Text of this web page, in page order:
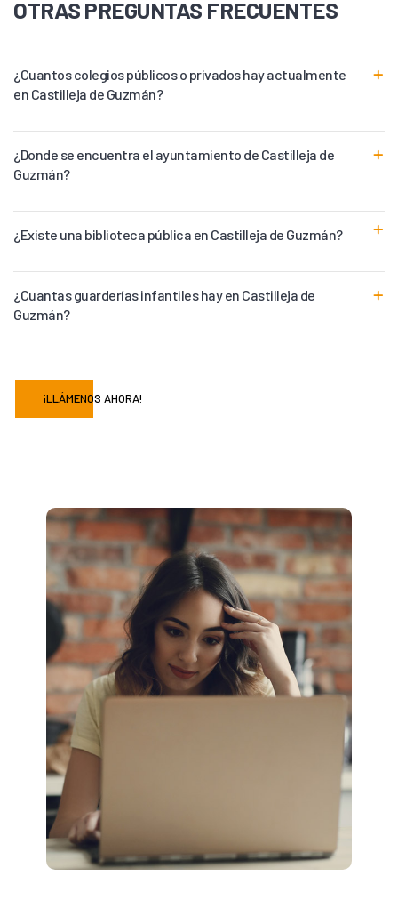
OTRAS PREGUNTAS FRECUENTES
¿Cuantos colegios públicos o privados hay actualmente
en Castilleja de Guzmán?
¿Donde se encuentra el ayuntamiento de Castilleja de
Guzmán?
¿Existe una biblioteca pública en Castilleja de Guzmán?
¿Cuantas guarderías infantiles hay en Castilleja de
Guzmán?
¡LLÁMENOS AHORA!